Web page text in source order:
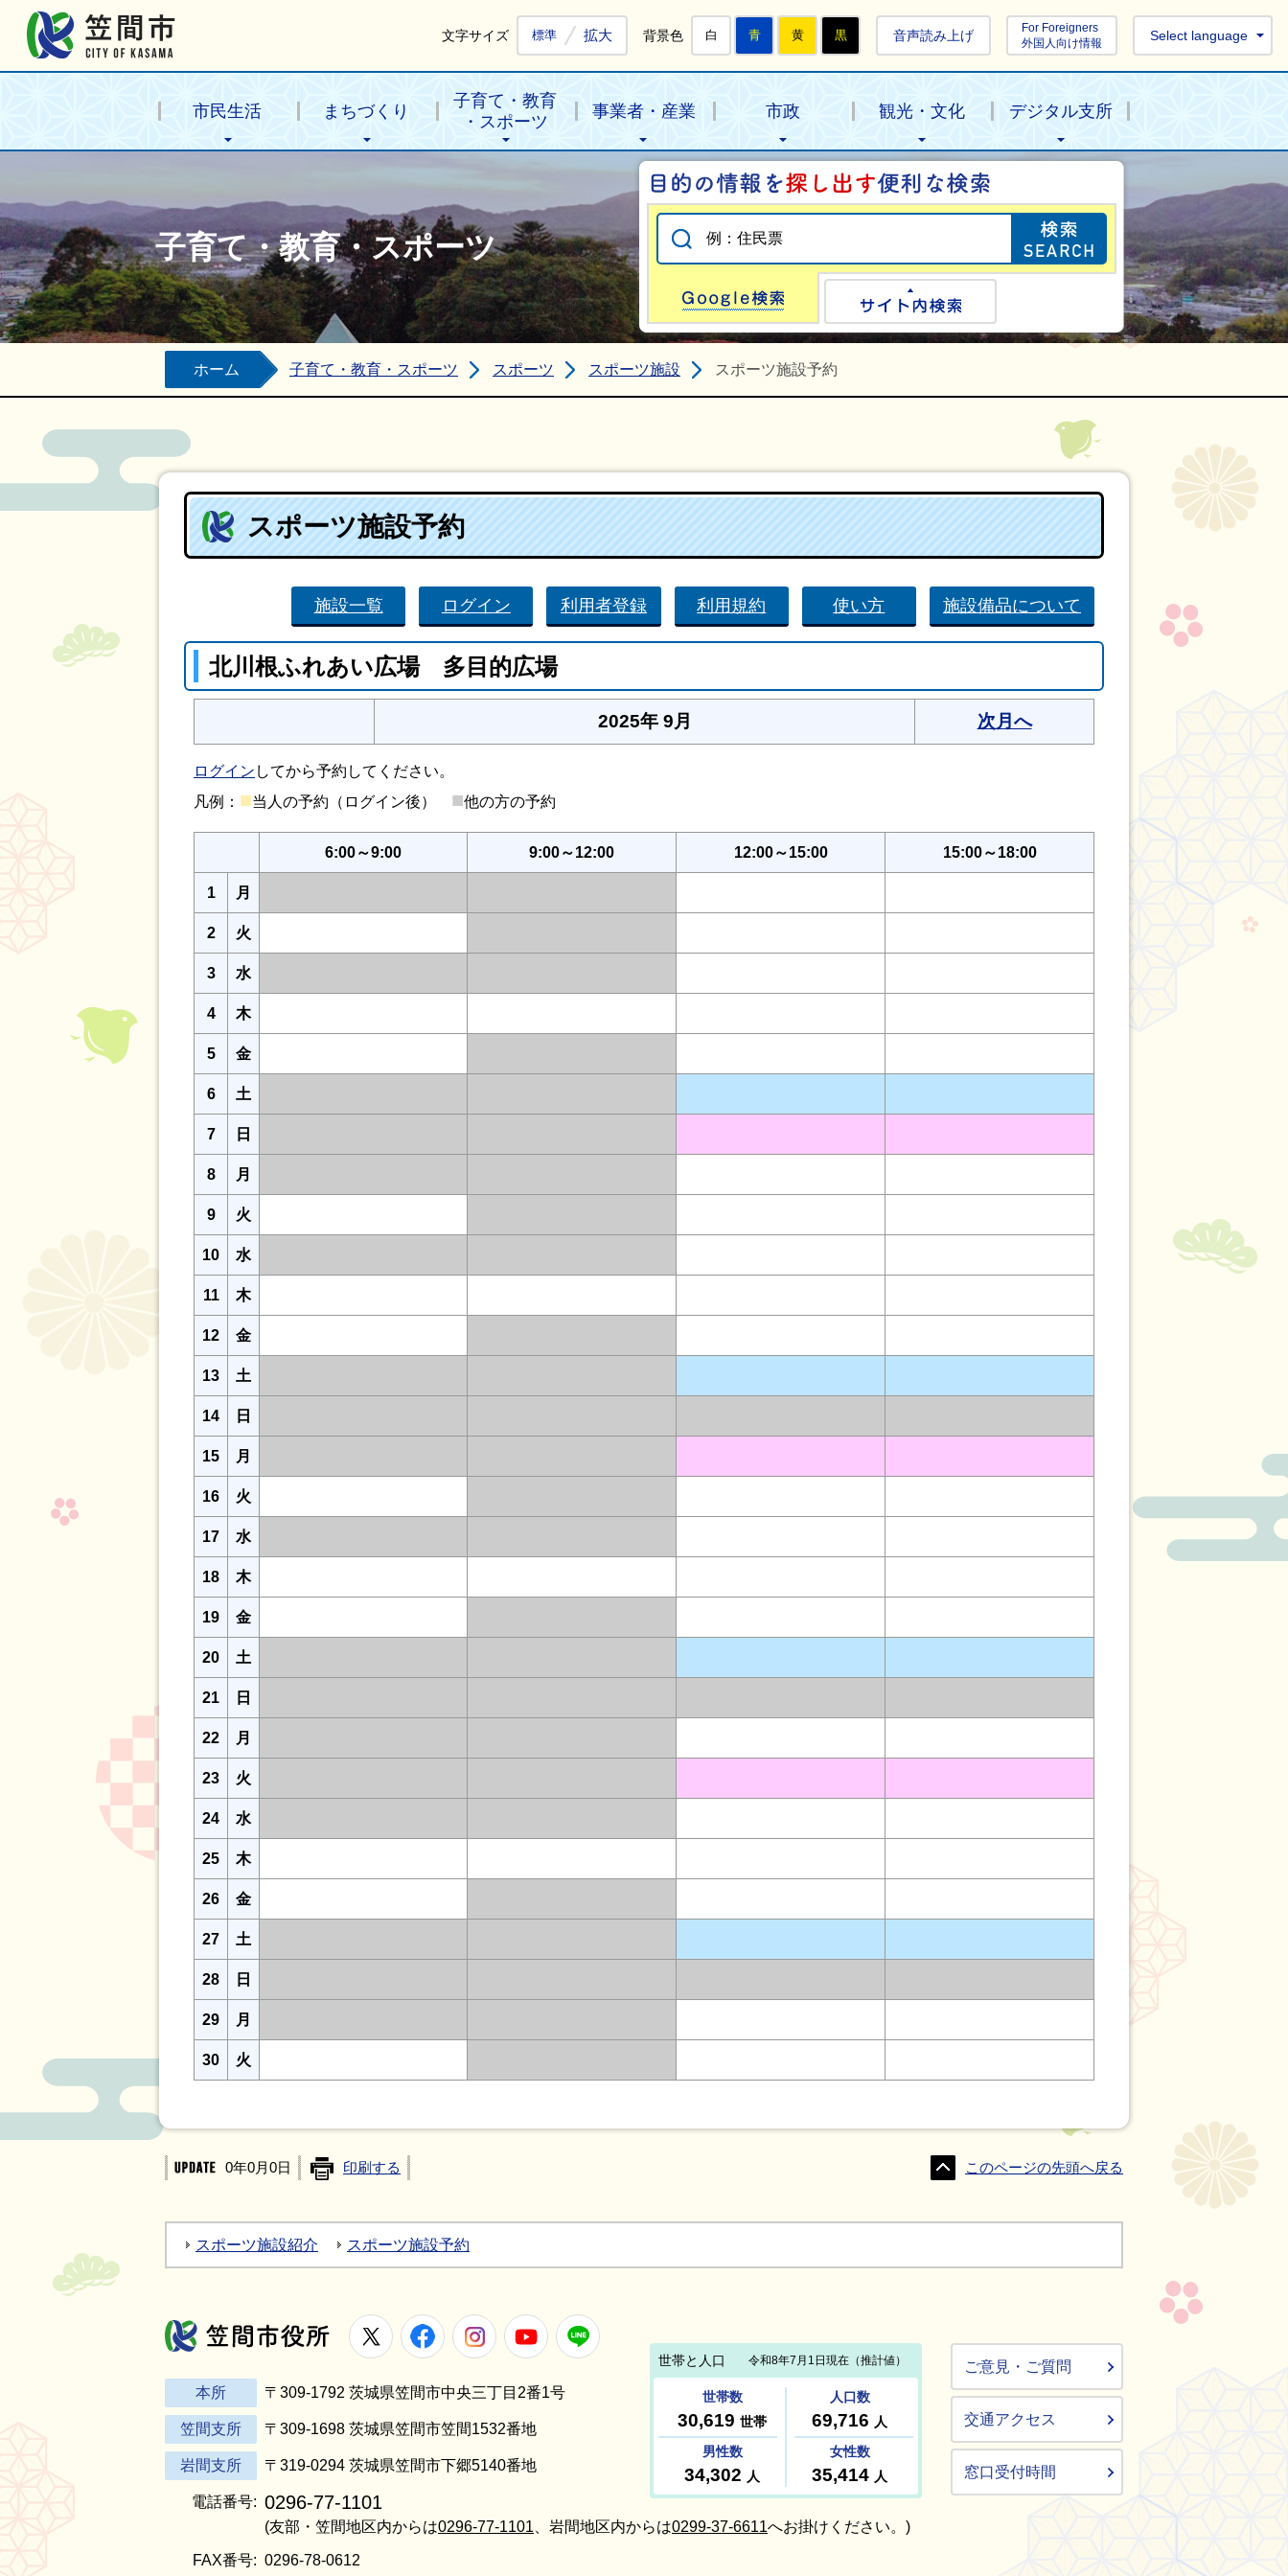
文字サイズ 標準 拡大 背景色 白 青 黄 黒 音声読み上げ
For Foreigners
外国人向け情報
Select language
市民生活 まちづくり
子育て・教育
・スポーツ
事業者・産業 市政 観光・文化 デジタル支所
子育て・教育・スポーツ
目的の情報を探
Google検索
ホーム 子育て・教育・スポーツ スポーツ スポーツ施設 スポーツ施設予約
スポーツ施設予約
施設一覧 ログイン 利用者登録 利用規約 使い方 施設備品について
北川根ふれあい広場 多目的広場
2025年 9月 次月へ
ログイン してから予約してください。
凡例： ■当人の予約（ログイン後） ■他の方の予約
6:00～9:00 9:00～12:00 12:00～15:00 15:00～18:00
1 月
2 火
3 水
4 木
5 金
6 土
7 日
8 月
9 火
10 水
11 木
12 金
13 土
14 日
15 月
16 火
17 水
18 木
19 金
20 土
21 日
22 月
23 火
24 水
25 木
26 金
27 土
28 日
29 月
30 火
0年0月0日 印刷する このページの先頭へ戻る
スポーツ施設紹介 スポーツ施設予約
笠間市役所
X FacebookInstagramYoutube
本所 〒309-1792 茨城県笠間市中央三丁目2番1号
笠間支所 〒309-1698 茨城県笠間市笠間1532番地
岩間支所 〒319-0294 茨城県笠間市下郷5140番地
電話番号: 0296-77-1101
(友部・笠間地区内からは0296-77-1101 、岩間地区内からは0299-37-6611へお掛けください。)
FAX番号: 0296-78-0612
ご意見・ご質問
交通アクセス
窓口受付時間